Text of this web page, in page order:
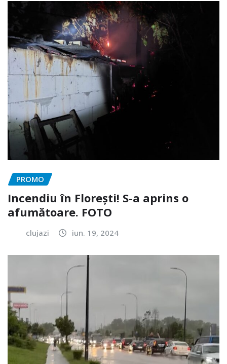
PROMO
Incendiu în Florești! S-a aprins o
afumătoare. FOTO
clujazi iun. 19, 2024